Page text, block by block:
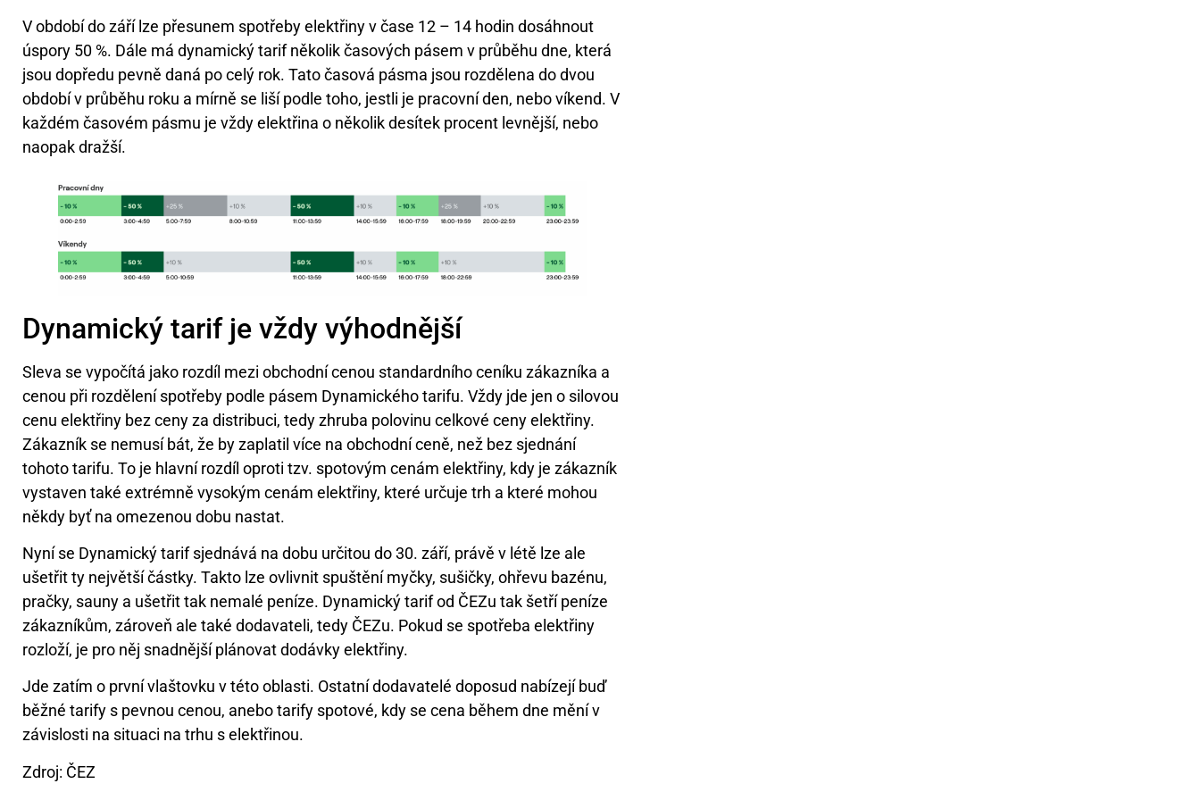
V období do září lze přesunem spotřeby elektřiny v čase 12 – 14 hodin dosáhnout
úspory 50 %. Dále má dynamický tarif několik časových pásem v průběhu dne, která
jsou dopředu pevně daná po celý rok. Tato časová pásma jsou rozdělena do dvou
období v průběhu roku a mírně se liší podle toho, jestli je pracovní den, nebo víkend. V
každém časovém pásmu je vždy elektřina o několik desítek procent levnější, nebo
naopak dražší.
Dynamický tarif je vždy výhodnější
Sleva se vypočítá jako rozdíl mezi obchodní cenou standardního ceníku zákazníka a
cenou při rozdělení spotřeby podle pásem Dynamického tarifu. Vždy jde jen o silovou
cenu elektřiny bez ceny za distribuci, tedy zhruba polovinu celkové ceny elektřiny.
Zákazník se nemusí bát, že by zaplatil více na obchodní ceně, než bez sjednání
tohoto tarifu. To je hlavní rozdíl oproti tzv. spotovým cenám elektřiny, kdy je zákazník
vystaven také extrémně vysokým cenám elektřiny, které určuje trh a které mohou
někdy byť na omezenou dobu nastat.
Nyní se Dynamický tarif sjednává na dobu určitou do 30. září, právě v létě lze ale
ušetřit ty největší částky. Takto lze ovlivnit spuštění myčky, sušičky, ohřevu bazénu,
pračky, sauny a ušetřit tak nemalé peníze. Dynamický tarif od ČEZu tak šetří peníze
zákazníkům, zároveň ale také dodavateli, tedy ČEZu. Pokud se spotřeba elektřiny
rozloží, je pro něj snadnější plánovat dodávky elektřiny.
Jde zatím o první vlaštovku v této oblasti. Ostatní dodavatelé doposud nabízejí buď
běžné tarify s pevnou cenou, anebo tarify spotové, kdy se cena během dne mění v
závislosti na situaci na trhu s elektřinou.
Zdroj: ČEZ